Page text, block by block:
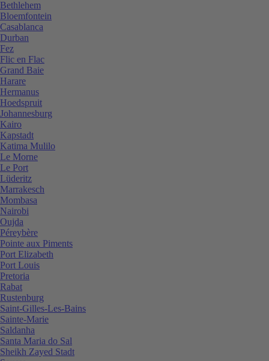
Bethlehem
Bloemfontein
Casablanca
Durban
Fez
Flic en Flac
Grand Baie
Harare
Hermanus
Hoedspruit
Johannesburg
Kairo
Kapstadt
Katima Mulilo
Le Morne
Le Port
Lüderitz
Marrakesch
Mombasa
Nairobi
Oujda
Péreybère
Pointe aux Piments
Port Elizabeth
Port Louis
Pretoria
Rabat
Rustenburg
Saint-Gilles-Les-Bains
Sainte-Marie
Saldanha
Santa Maria do Sal
Sheikh Zayed Stadt